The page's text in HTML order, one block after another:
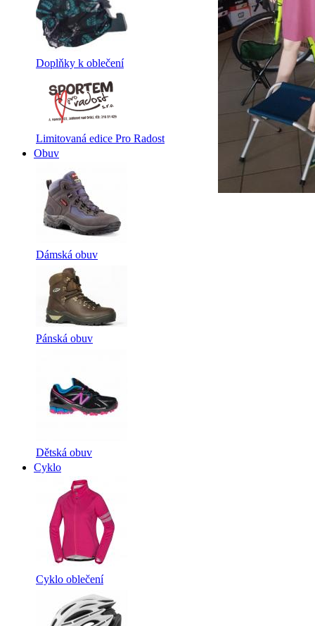
Doplňky k oblečení
Limitovaná edice Pro Radost
Obuv
Dámská obuv
Pánská obuv
Dětská obuv
Cyklo
Cyklo oblečení